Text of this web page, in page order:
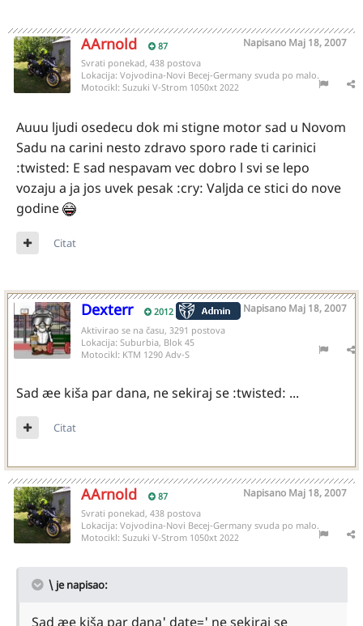
AArnold 87 Napisano Maj 18, 2007
Svrati ponekad, 438 postova
Lokacija: Vojvodina-Novi Becej-Germany svuda po malo.
Motocikl: Suzuki V-Strom 1050xt 2022
Auuu ljudi osedecu dok mi stigne motor sad u Novom
Sadu na carini nesto zdravo sporo rade ti carinici
:twisted: E sad nespavam vec dobro l svi se lepo
vozaju a ja jos uvek pesak :cry: Valjda ce stici do nove
godine
Citat
Dexterr 2012 Napisano Maj 18, 2007
Aktivirao se na času, 3291 postova
Lokacija: Suburbia, Blok 45
Motocikl: KTM 1290 Adv-S
Sad æe kiša par dana, ne sekiraj se :twisted: ...
Citat
AArnold 87 Napisano Maj 18, 2007
Svrati ponekad, 438 postova
Lokacija: Vojvodina-Novi Becej-Germany svuda po malo.
Motocikl: Suzuki V-Strom 1050xt 2022
\ je napisao:
Sad æe kiša par dana' date=' ne sekiraj se